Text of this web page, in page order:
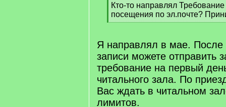
[
q
]
Кто-то направлял
посещения по эл.почте?
[
q
]
Я направлял в мае. После
записи можете отправить
требование на первый
читального зала. По
Вас ждать в читальном
лимитов.